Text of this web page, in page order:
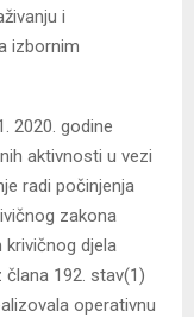
i
izbornim
2020. godine
aktivnosti u vezi
radi počinjenja
zakona
djela
člana 192. stav(1)
operativnu